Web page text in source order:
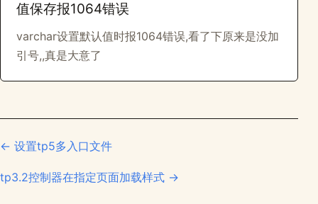
值保存报1064错误
varchar设置默认值时报1064错误,看了下原来是没加
引号,,真是大意了
← 设置tp5多入口文件
tp3.2控制器在指定页面加载样式 →